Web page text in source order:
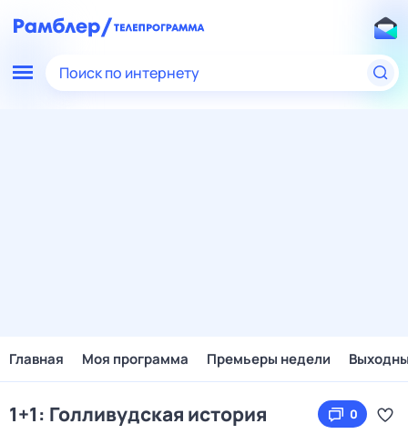
Поиск по интернету
Главная Моя программа Премьеры недели
1+1: Голливудская история 0